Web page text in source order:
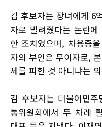
김 후보자는 장녀에게 6
자로 빌려줬다는 논란
한 조치였으며, 차용증
자의 부인은 무이자로,
세를 피한 것 아니냐는
김 후보자는 더불어민
통위원회에서 두 차례